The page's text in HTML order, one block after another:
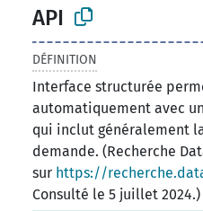
API
DÉFINITION
Interface structurée
automatiquement avec
qui inclut généralement
demande. (Recherche
sur https://
Consulté le 5 juillet 2024.)